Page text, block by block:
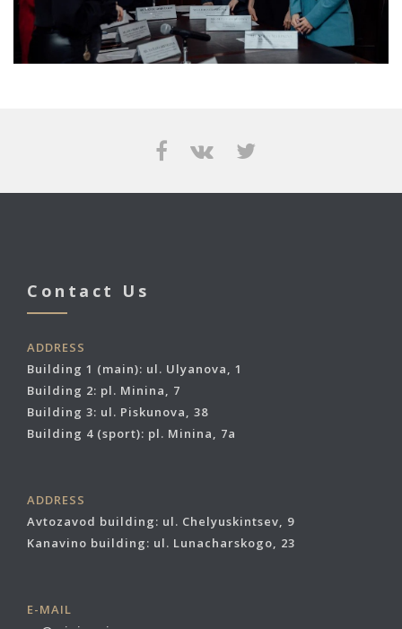
Contact Us
ADDRESS
Building 1 (main): ul. Ulyanova, 1
Building 2: pl. Minina, 7
Building 3: ul. Piskunova, 38
Building 4 (sport): pl. Minina, 7a
ADDRESS
Avtozavod building: ul. Chelyuskintsev, 9
Kanavino building: ul. Lunacharskogo, 23
E-MAIL